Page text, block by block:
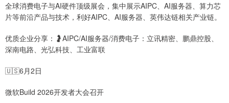
全球消费电子与AI硬件顶级展会，集中展示AIPC、AI服务器、算力芯
片等前沿产品与技术，利好AIPC、AI服务器、英伟达链相关产业链。
优质企业分享：🤰AIPC/AI服务器/消费电子：立讯精密、鹏鼎控股、
深南电路、光弘科技、工业富联
🇺🇸6月2日
微软Build 2026开发者大会召开